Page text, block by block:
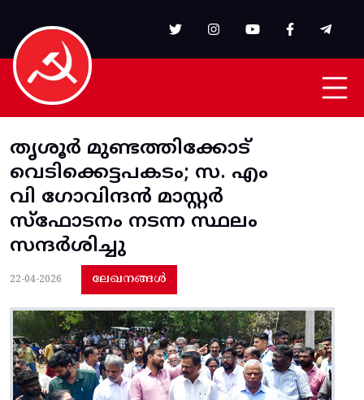
തൃശൂർ മുണ്ടത്തിക്കോട്
വെടിക്കെട്ടപകടം; സ. എം
വി ഗോവിന്ദൻ മാസ്റ്റർ
സ്ഫോടനം നടന്ന സ്ഥലം
സന്ദർശിച്ചു
22-04-2026 ലേഖനങ്ങൾ